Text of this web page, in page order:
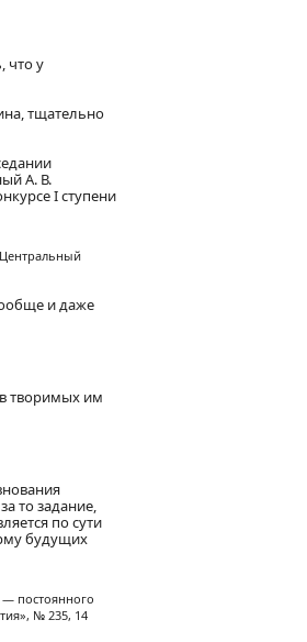
что у
тщательно
А. В.
I ступени
и даже
творимых им
то задание,
по сути
будущих
постоянного
№ 235, 14